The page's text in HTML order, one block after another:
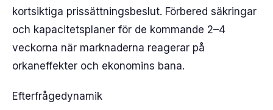
kortsiktiga prissättningsbeslut. Förbered säkringar
och kapacitetsplaner för de kommande 2–4
veckorna när marknaderna reagerar på
orkaneffekter och ekonomins bana.
Efterfrågedynamik